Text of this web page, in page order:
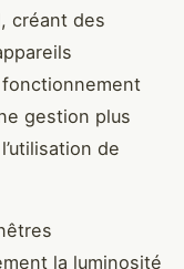
créant des
gestion plus
de
la luminosité